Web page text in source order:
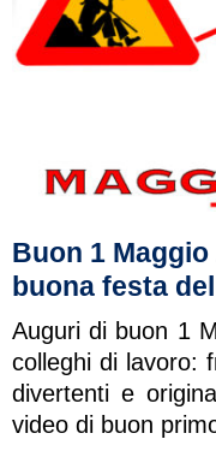
Buon 1
buona festa
Auguri di buon 1
colleghi di lavoro:
divertenti e
video di buon